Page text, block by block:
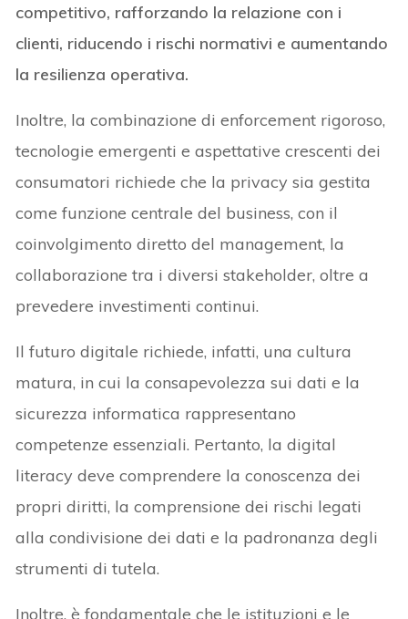
competitivo, rafforzando la relazione con i
clienti, riducendo i rischi normativi e aumentando
la resilienza operativa.
Inoltre, la combinazione di enforcement rigoroso,
tecnologie emergenti e aspettative crescenti dei
consumatori richiede che la privacy sia gestita
come funzione centrale del business, con il
coinvolgimento diretto del management, la
collaborazione tra i diversi stakeholder, oltre a
prevedere investimenti continui.
Il futuro digitale richiede, infatti, una cultura
matura, in cui la consapevolezza sui dati e la
sicurezza informatica rappresentano
competenze essenziali. Pertanto, la digital
literacy deve comprendere la conoscenza dei
propri diritti, la comprensione dei rischi legati
alla condivisione dei dati e la padronanza degli
strumenti di tutela.
Inoltre, è fondamentale che le istituzioni e le